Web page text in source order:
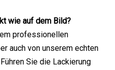
wie auf dem Bild?
professionellen
auch von unserem echten
Führen Sie die Lackierung